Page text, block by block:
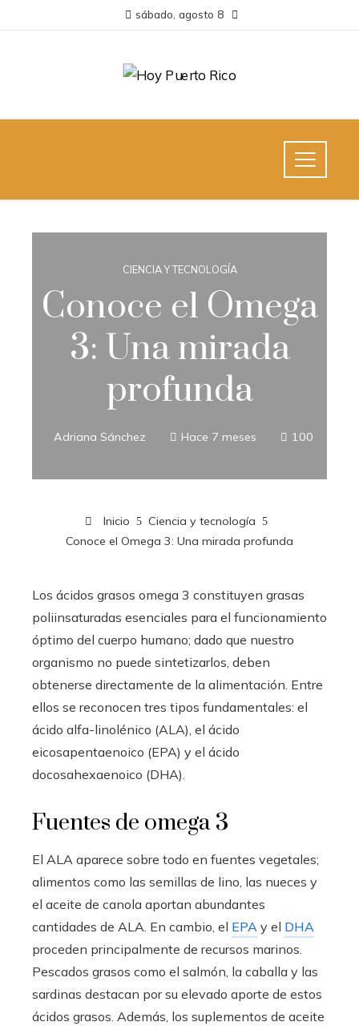
sábado, agosto 8
CIENCIA Y TECNOLOGÍA
Conoce el Omega
3: Una mirada
profunda
Adriana Sánchez Hace 7 meses 100
Inicio
Ciencia y tecnología
Conoce el Omega 3: Una mirada profunda
Los ácidos grasos omega 3 constituyen grasas
poliinsaturadas esenciales para el funcionamiento
óptimo del cuerpo humano; dado que nuestro
organismo no puede sintetizarlos, deben
obtenerse directamente de la alimentación. Entre
ellos se reconocen tres tipos fundamentales: el
ácido alfa-linolénico (ALA), el ácido
eicosapentaenoico (EPA) y el ácido
docosahexaenoico (DHA).
Fuentes de omega 3
El ALA aparece sobre todo en fuentes vegetales;
alimentos como las semillas de lino, las nueces y
el aceite de canola aportan abundantes
cantidades de ALA. En cambio, el EPA y el DHA
proceden principalmente de recursos marinos.
Pescados grasos como el salmón, la caballa y las
sardinas destacan por su elevado aporte de estos
ácidos grasos. Además, los suplementos de aceite